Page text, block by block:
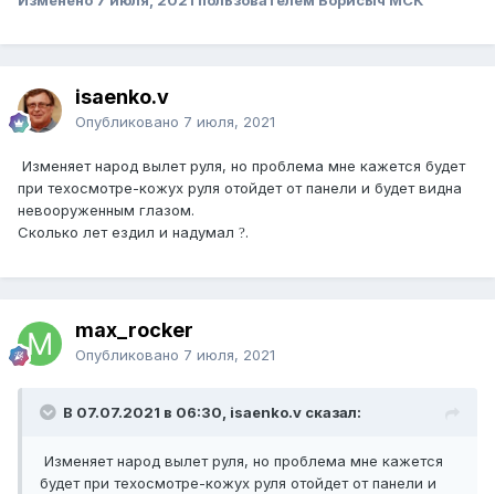
isaenko.v
Опубликовано 7 июля, 2021
Изменяет народ вылет руля, но проблема мне кажется будет
при техосмотре-кожух руля отойдет от панели и будет видна
невооруженным глазом.
Сколько лет ездил и надумал ?.
max_rocker
Опубликовано 7 июля, 2021
В 07.07.2021 в 06:30, isaenko.v сказал:
Изменяет народ вылет руля, но проблема мне кажется
будет при техосмотре-кожух руля отойдет от панели и